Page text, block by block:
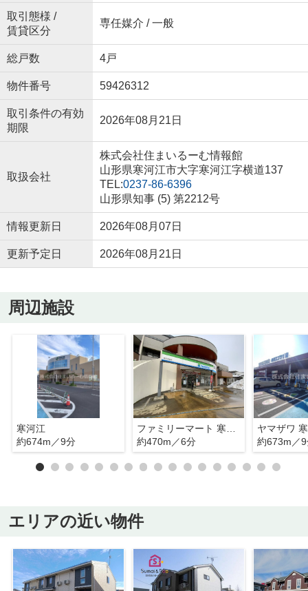
取引態様 /
賃貸区分
専任媒介 / 一般
総戸数 4戸
物件番号 59426312
取引条件の有効
期限
2026年08月21日
取扱会社
株式会社住まいるーむ情報館
山形県寒河江市大字寒河江字横道137
TEL:0237-86-6396
山形県知事 (5) 第2212号
情報更新日 2026年08月07日
更新予定日 2026年08月21日
周辺施設
寒河江
約674m／9分
約470m／6分
約673m／
エリアの近い物件